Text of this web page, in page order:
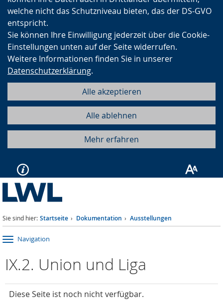
welche nicht das Schutzniveau bieten, das der DS-GVO
entspricht.
Sie können Ihre Einwilligung jederzeit über die Cookie-
Einstellungen unten auf der Seite widerrufen.
Weitere Informationen finden Sie in unserer
Datenschutzerklärung.
Alle akzeptieren
Alle ablehnen
Mehr erfahren
Sie sind hier: Startseite Dokumentation Ausstellungen
Navigation
IX.2. Union und Liga
Diese Seite ist noch nicht verfügbar.